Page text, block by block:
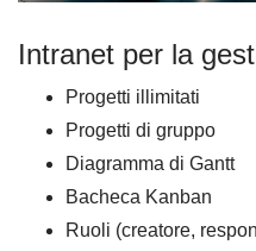
Intranet per la
Progetti illimitati
Progetti di gruppo
Diagramma di Gantt
Bacheca Kanban
Ruoli (creatore,